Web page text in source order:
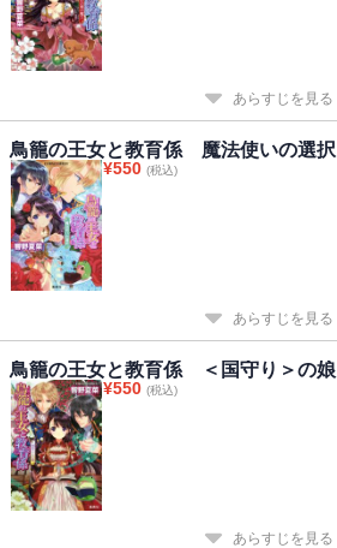
あらすじを見る
鳥籠の王女と教育係 魔法使いの選択
¥550 (税込)
あらすじを見る
鳥籠の王女と教育係 ＜国守り＞の娘
¥550 (税込)
あらすじを見る